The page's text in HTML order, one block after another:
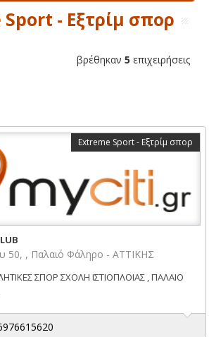
- Εξτρίμ σπορ
βρέθηκαν 5 επιχειρήσεις
Extreme Sport - Εξτρίμ σπορ
50, , Παλαιό Φάληρο - ΑΤΤΙΚΗΣ
ΣΠΟΡ ΣΧΟΛΗ ΙΣΤΙΟΠΛΟΙΑΣ , ΠΑΛΑΙΟ